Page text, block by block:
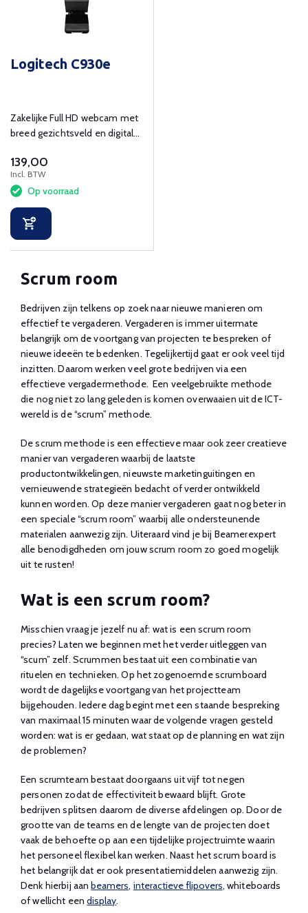
Logitech C930e
Zakelijke Full HD webcam met
breed gezichtsveld en digitale
139,00
Incl. BTW
Op voorraad
Scrum room
Bedrijven zijn telkens op zoek naar nieuwe manieren om
effectief te vergaderen. Vergaderen is immer uitermate
belangrijk om de voortgang van projecten te bespreken of
nieuwe ideeën te bedenken. Tegelijkertijd gaat er ook veel tijd
inzitten. Daarom werken veel grote bedrijven via een
effectieve vergadermethode. Een veelgebruikte methode
die nog niet zo lang geleden is komen overwaaien uit de ICT-
wereld is de “scrum” methode.
De scrum methode is een effectieve maar ook zeer creatieve
manier van vergaderen waarbij de laatste
productontwikkelingen, nieuwste marketinguitingen en
vernieuwende strategieën bedacht of verder ontwikkeld
kunnen worden. Op deze manier vergaderen gaat nog beter in
een speciale “scrum room” waarbij alle ondersteunende
materialen aanwezig zijn. Uiteraard vind je bij Beamerexpert
alle benodigdheden om jouw scrum room zo goed mogelijk
uit te rusten!
Wat is een scrum room?
Misschien vraag je jezelf nu af: wat is een scrum room
precies? Laten we beginnen met het verder uitleggen van
“scum” zelf. Scrummen bestaat uit een combinatie van
rituelen en technieken. Op het zogenoemde scrumboard
wordt de dagelijkse voortgang van het projectteam
bijgehouden. Iedere dag begint met een staande bespreking
van maximaal 15 minuten waar de volgende vragen gesteld
worden: wat is er gedaan, wat staat op de planning en wat zijn
de problemen?
Een scrumteam bestaat doorgaans uit vijf tot negen
personen zodat de effectiviteit bewaard blijft. Grote
bedrijven splitsen daarom de diverse afdelingen op. Door de
grootte van de teams en de lengte van de projecten doet
vaak de behoefte op aan een tijdelijke projectruimte waarin
het personeel flexibel kan werken. Naast het scrum board is
het belangrijk dat er ook presentatiemiddelen aanwezig zijn.
Denk hierbij aanbeamers, interactieve flipovers, whiteboards
of wellicht eendisplay.